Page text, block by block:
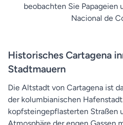
beobachten Sie Papageien
Nacional de
Historisches Cartagena
Stadtmauern
Die Altstadt von Cartagena ist
der kolumbianischen
kopfsteingepflasterten Straßen